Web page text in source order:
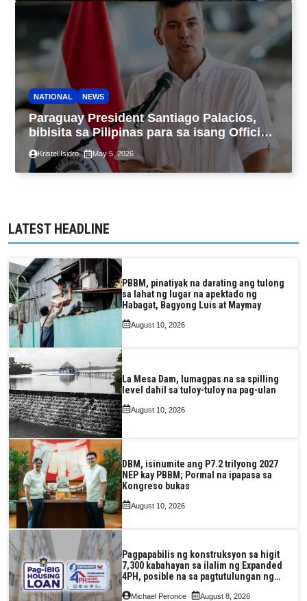
NATIONAL NEWS
Paraguay President Santiago Palacios,
bibisita sa Pilipinas para sa isang Official
Visit sa Mayo 11
Kristel Isidro May 5, 2026
LATEST HEADLINE
PBBM, pinatiyak na darating ang tulong
sa lahat ng lugar na apektado ng
Habagat, Bagyong Luis at Maymay
August 10, 2026
La Mesa Dam, lumagpas na sa spilling
level dahil sa tuloy-tuloy na pag-ulan
August 10, 2026
DBM, isinumite ang P7.2 trilyong 2027
NEP kay PBBM; Pormal na ipapasa sa
Kongreso bukas
August 10, 2026
Pagpapabilis ng konstruksyon sa higit
7,300 kabahayan sa ilalim ng Expanded
4PH, posible na sa pagtutulungan ng
Pag-IBIG at P.A. Alvarez
Michael Peronce August 8, 2026